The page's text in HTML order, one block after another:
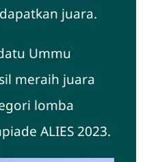
juara.
Ummu
meraih juara
lomba
ALIES 2023.